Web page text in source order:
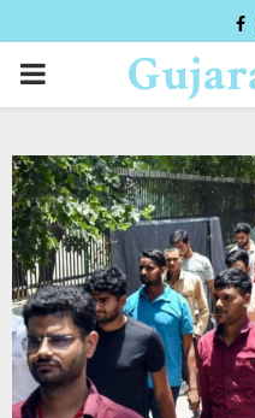
PRIMARY